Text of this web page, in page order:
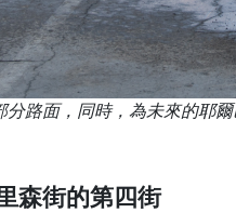
分路面，同時，為未來的耶
森街的第四街